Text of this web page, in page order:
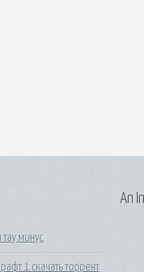
тау минус
1 скачать торрент
An